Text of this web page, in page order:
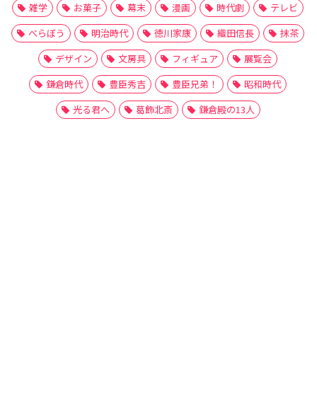
雑学
お菓子 幕末 漫画 時代劇
テレビ
べらぼう
明治時代 徳川家康 織田信長
抹茶
デザイン
文房具 フィギュア
展覧会
鎌倉時代
豊臣秀吉 豊臣兄弟！
昭和時代
光る君へ
葛飾北斎 鎌倉殿の13人